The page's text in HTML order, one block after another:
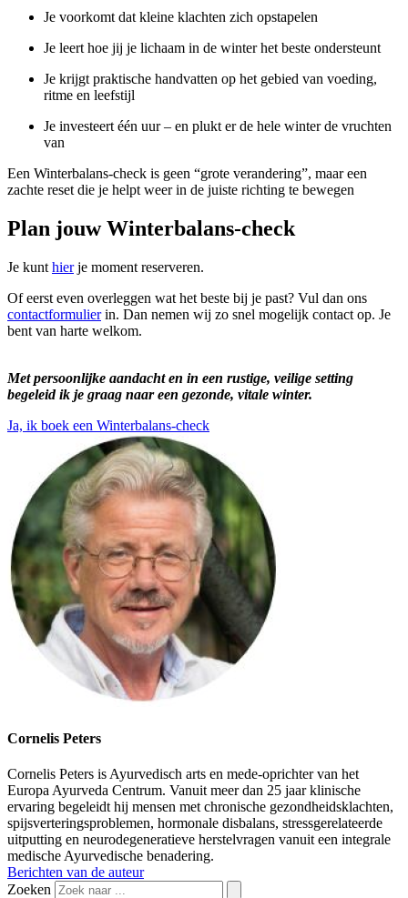
Je voorkomt dat kleine klachten zich opstapelen
Je leert hoe jij je lichaam in de winter het beste ondersteunt
Je krijgt praktische handvatten op het gebied van voeding,
ritme en leefstijl
Je investeert één uur – en plukt er de hele winter de vruchten
van
Een Winterbalans-check is geen “grote verandering”, maar een
zachte reset die je helpt weer in de juiste richting te bewegen
Plan jouw Winterbalans-check
Je kunt hierje moment reserveren.
Of eerst even overleggen wat het beste bij je past? Vul dan ons
contactformulierin. Dan nemen wij zo snel mogelijk contact op. Je
bent van harte welkom.
Met persoonlijke aandacht en in een rustige, veilige setting
begeleid ik je graag naar een gezonde, vitale winter.
Ja, ik boek een Winterbalans-check
Cornelis Peters
Cornelis Peters is Ayurvedisch arts en mede-oprichter van het
Europa Ayurveda Centrum. Vanuit meer dan 25 jaar klinische
ervaring begeleidt hij mensen met chronische gezondheidsklachten,
spijsverteringsproblemen, hormonale disbalans, stressgerelateerde
uitputting en neurodegeneratieve herstelvragen vanuit een integrale
medische Ayurvedische benadering.
Berichten van de auteur
Zoeken